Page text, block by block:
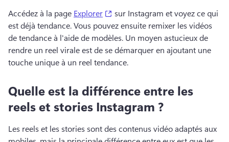
Accédez à la page Explorer (opens in a new tab)
sur Instagram et voyez ce qui
est déjà tendance. Vous pouvez ensuite remixer les vidéos
de tendance à l'aide de modèles. Un moyen astucieux de
rendre un reel virale est de se démarquer en ajoutant une
touche unique à un reel tendance.
Quelle est la différence entre les
reels et stories Instagram ?
Les reels et les stories sont des contenus vidéo adaptés aux